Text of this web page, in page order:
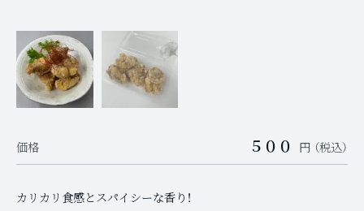
価格 ５００ 円 （税込）
カリカリ食感とスパイシーな香り！